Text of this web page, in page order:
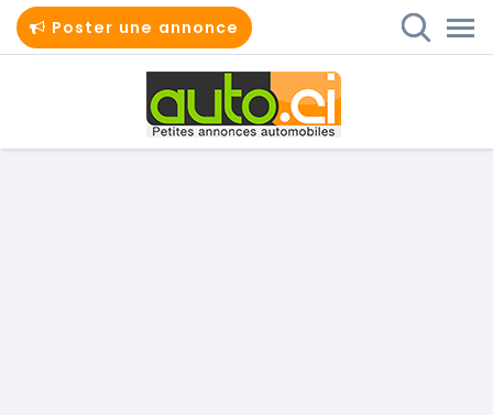
Poster une annonce